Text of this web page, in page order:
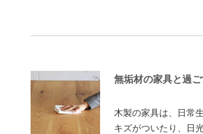
無垢材の家具と過ご
木製の家具は、日常
キズがついたり、日